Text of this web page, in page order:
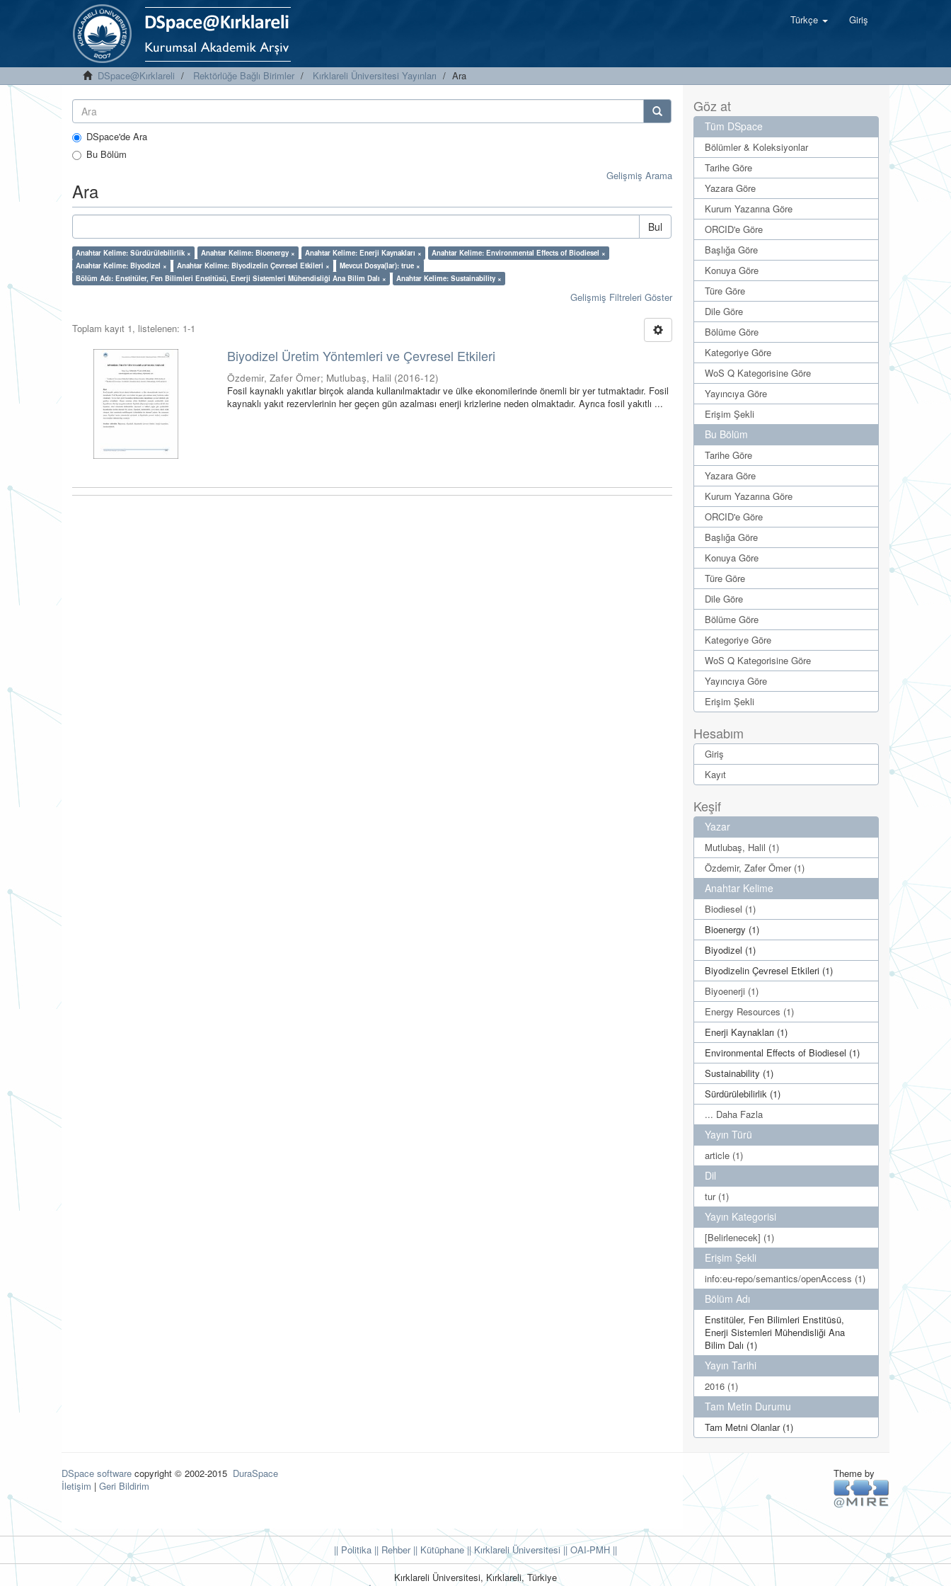
Türkçe Giriş
DSpace@Kırklareli Rektörlüğe Bağlı Birimler Kırklareli Üniversitesi Yayınları Ara
DSpace'de Ara
Bu Bölüm
Gelişmiş Arama
Ara
Bul
Anahtar Kelime: Sürdürülebilirlik × Anahtar Kelime: Bioenergy × Anahtar Kelime: Enerji Kaynakları ×
Anahtar Kelime: Environmental Effects of Biodiesel ×
Anahtar Kelime: Biyodizel ×
Anahtar Kelime: Biyodizelin Çevresel Etkileri ×
Mevcut Dosya(lar): true ×
Bölüm Adı: Enstitüler, Fen Bilimleri Enstitüsü, Enerji Sistemleri Mühendisliği Ana Bilim Dalı ×
Anahtar Kelime: Sustainability ×
Gelişmiş Filtreleri Göster
Toplam kayıt 1, listelenen: 1-1
Biyodizel Üretim Yöntemleri ve Çevresel Etkileri
Özdemir, Zafer Ömer; Mutlubaş, Halil (2016-12)
Fosil kaynaklı yakıtlar birçok alanda kullanılmaktadır ve ülke ekonomilerinde önemli bir yer tutmaktadır. Fosil
kaynaklı yakıt rezervlerinin her geçen gün azalması enerji krizlerine neden olmaktadır. Ayrıca fosil yakıtlı ...
Göz at
Tüm DSpace
Bölümler & Koleksiyonlar
Tarihe Göre
Yazara Göre
Kurum Yazarına Göre
ORCID'e Göre
Başlığa Göre
Konuya Göre
Türe Göre
Dile Göre
Bölüme Göre
Kategoriye Göre
WoS Q Kategorisine Göre
Yayıncıya Göre
Erişim Şekli
Bu Bölüm
Tarihe Göre
Yazara Göre
Kurum Yazarına Göre
ORCID'e Göre
Başlığa Göre
Konuya Göre
Türe Göre
Dile Göre
Bölüme Göre
Kategoriye Göre
WoS Q Kategorisine Göre
Yayıncıya Göre
Erişim Şekli
Hesabım
Giriş
Kayıt
Keşif
Yazar
Mutlubaş, Halil (1)
Özdemir, Zafer Ömer (1)
Anahtar Kelime
Biodiesel (1)
Bioenergy (1)
Biyodizel (1)
Biyodizelin Çevresel Etkileri (1)
Biyoenerji (1)
Energy Resources (1)
Enerji Kaynakları (1)
Environmental Effects of Biodiesel (1)
Sustainability (1)
Sürdürülebilirlik (1)
... Daha Fazla
Yayın Türü
article (1)
Dil
tur (1)
Yayın Kategorisi
[Belirlenecek] (1)
Erişim Şekli
info:eu-repo/semantics/openAccess (1)
Bölüm Adı
Enstitüler, Fen Bilimleri Enstitüsü,
Enerji Sistemleri Mühendisliği Ana
Bilim Dalı (1)
Yayın Tarihi
2016 (1)
Tam Metin Durumu
Tam Metni Olanlar (1)
DSpace software copyright © 2002-2015 DuraSpace
İletişim | Geri Bildirim
Theme by
|| Politika || Rehber|| Kütüphane|| Kırklareli Üniversitesi ||OAI-PMH ||
Kırklareli Üniversitesi, Kırklareli, Türkiye